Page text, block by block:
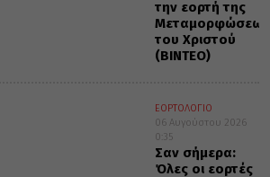
την εορτή της
Μεταμορφώσεως
του Χριστού
(ΒΙΝΤΕΟ)
ΕΟΡΤΟΛΟΓΙΟ
06 Αυγούστου 2026
0:35
Σαν σήμερα:
Όλες οι εορτές